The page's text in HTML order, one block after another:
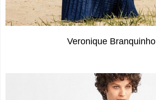
Veronique Branquinho